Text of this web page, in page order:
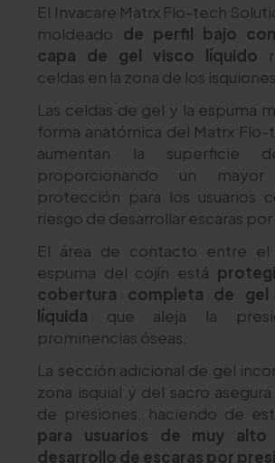
El Invacare Matrx Flo-tech
moldeado de perfil bajo
capa de gel visco líquido
celdas en la zona de los
Las celdas de gel y la espuma
forma anatómica del Matrx
aumentan la superficie
proporcionando un
protección para los usuarios
riesgo de desarrollar escaras por
El área de contacto entre el
espuma del cojín está
cobertura completa de gel
líquida que aleja la
prominencias óseas.
La sección adicional de gel
zona isquial y del sacro
de presiones, haciendo de
para usuarios de muy
desarrollo de escaras por